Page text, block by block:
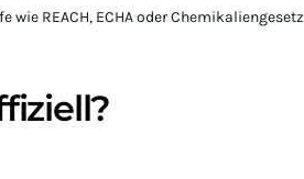
REACH, ECHA oder Chemikaliengesetz